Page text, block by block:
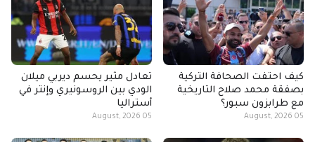
كيف احتفت الصحافة التركية
بصفقة محمد صلاح التاريخية
مع طرابزون سبور؟
05 August, 2026
تعادل مثير يحسم ديربي ميلان
الودي بين الروسونيري وإنتر في
أستراليا
05 August, 2026